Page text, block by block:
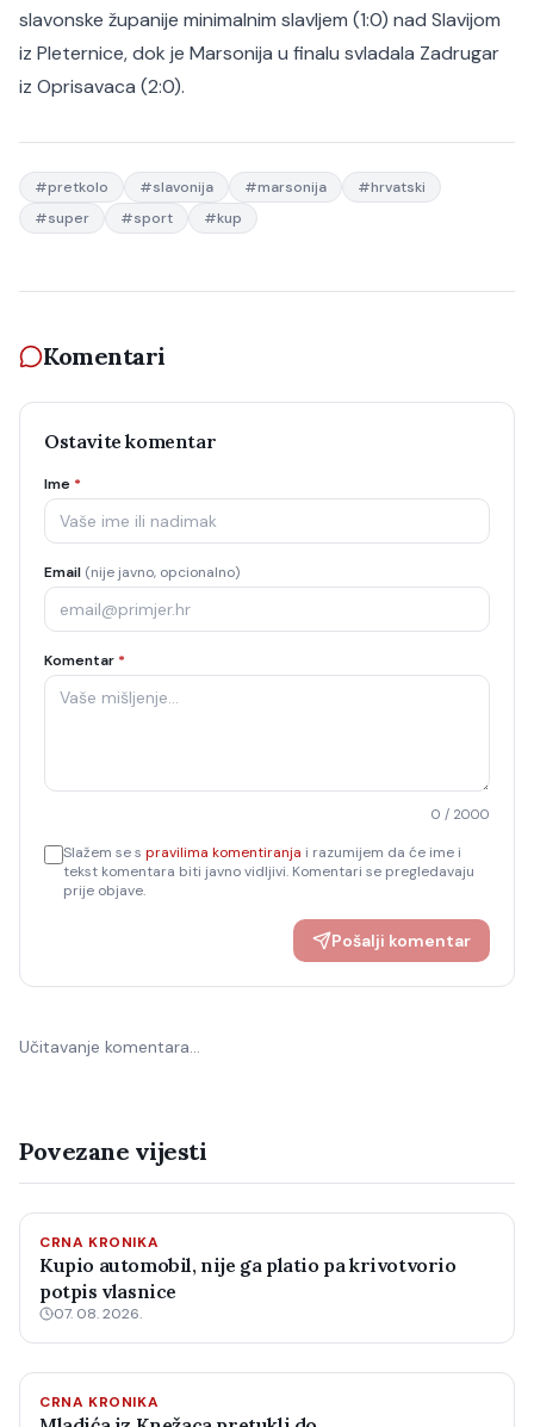
slavonske županije minimalnim slavljem (1:0) nad Slavijom
iz Pleternice, dok je Marsonija u finalu svladala Zadrugar
iz Oprisavaca (2:0).
#pretkolo #slavonija #marsonija #hrvatski
#super #sport #kup
Komentari
Ostavite komentar
Ime *
Email (nije javno, opcionalno)
Komentar *
0 / 2000
Slažem se s pravilima komentiranja i razumijem da će ime i
tekst komentara biti javno vidljivi. Komentari se pregledavaju
prije objave.
Pošalji komentar
Učitavanje komentara…
Povezane vijesti
CRNA KRONIKA
Kupio automobil, nije ga platio pa krivotvorio
potpis vlasnice
07. 08. 2026.
CRNA KRONIKA